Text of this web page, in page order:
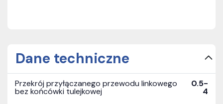
Dane techniczne
Przekrój przyłączanego przewodu linkowego
bez końcówki tulejkowej
0.5-
4